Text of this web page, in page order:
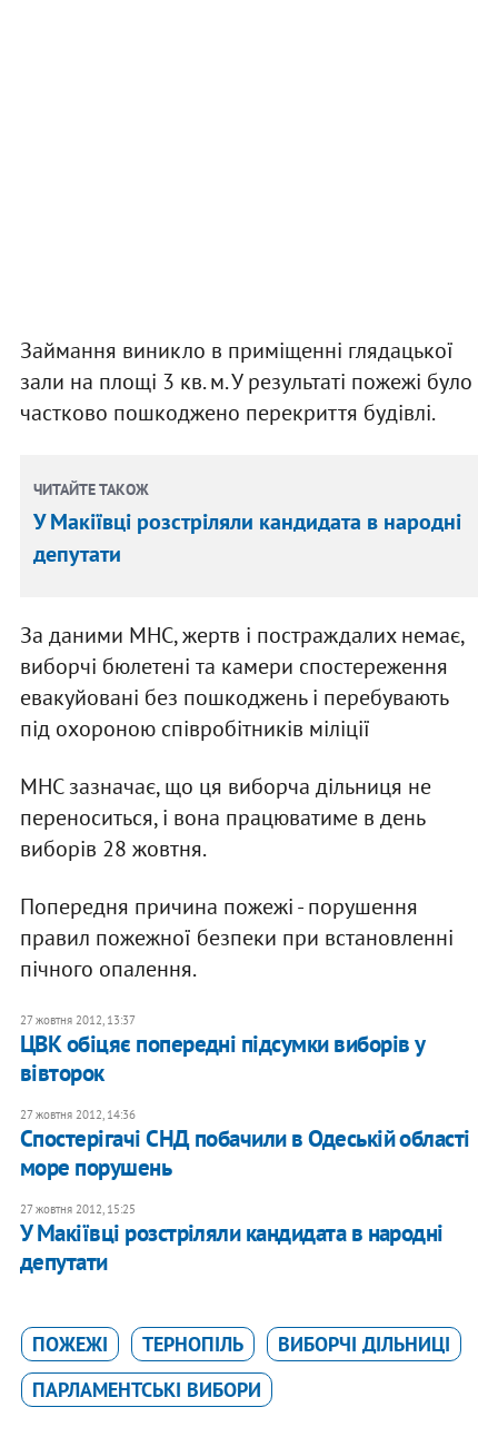
Займання виникло в приміщенні глядацької
зали на площі 3 кв. м. У результаті пожежі було
частково пошкоджено перекриття будівлі.
ЧИТАЙТЕ ТАКОЖ
У Макіївці розстріляли кандидата в народні
депутати
За даними МНС, жертв і постраждалих немає,
виборчі бюлетені та камери спостереження
евакуйовані без пошкоджень і перебувають
під охороною співробітників міліції
МНС зазначає, що ця виборча дільниця не
переноситься, і вона працюватиме в день
виборів 28 жовтня.
Попередня причина пожежі - порушення
правил пожежної безпеки при встановленні
пічного опалення.
27 жовтня 2012, 13:37
ЦВК обіцяє попередні підсумки виборів у
вівторок
27 жовтня 2012, 14:36
Спостерігачі СНД побачили в Одеській області
море порушень
27 жовтня 2012, 15:25
У Макіївці розстріляли кандидата в народні
депутати
ПОЖЕЖІ ТЕРНОПІЛЬ
ВИБОРЧІ ДІЛЬНИЦІ
ПАРЛАМЕНТСЬКІ ВИБОРИ